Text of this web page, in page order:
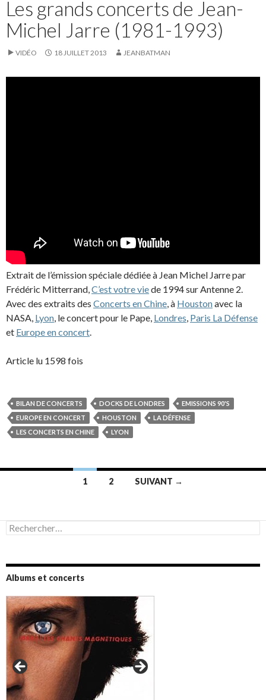
Les grands concerts de Jean-
Michel Jarre (1981-1993)
VIDÉO 18 JUILLET 2013 JEANBATMAN
Extrait de l’émission spéciale dédiée à Jean Michel Jarre par
Frédéric Mitterrand,C’est votre viede 1994 sur Antenne 2.
Avec des extraits des Concerts en Chine, à Houstonavec la
NASA, Lyon, le concert pour le Pape, Londres, Paris La Défense
et Europe en concert.
Article lu 1598 fois
BILAN DE CONCERTS DOCKS DE LONDRES
EMISSIONS 90'S
EUROPE EN CONCERT
HOUSTON
LA DÉFENSE
LES CONCERTS EN CHINE
LYON
articles
1 2 SUIVANT →
Rechercher :
Albums et concerts